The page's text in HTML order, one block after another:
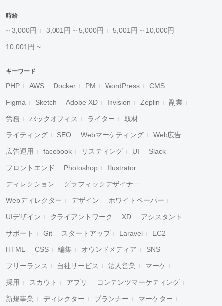
時給
~ 3,000円 3,001円 ~ 5,000円 5,001円 ~ 10,000円
10,001円 ~
キーワード
PHP AWS Docker PM WordPress CMS
Figma Sketch Adobe XD Invision Zeplin 副業
労務 バックオフィス ライター 取材
ライティング SEO Webマーケティング Web広告
広告運用 facebook リスティング UI Slack
フロントエンド Photoshop Illustrator
ディレクション グラフィックデザイナー
Webディレクター デザイン ホワイトペーパー
UIデザイン クライアントワーク XD アシスタント
サポート Git スタートアップ Laravel EC2
HTML CSS 編集 オウンドメディア SNS
フリーランス 自社サービス 法人営業 マーケ
採用 スカウト アプリ コンテンツマーケティング
新規事業 ディレクター プランナー マーケター